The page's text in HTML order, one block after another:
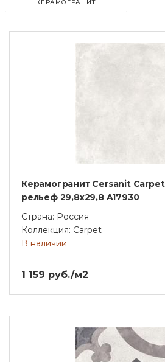
КЕРАМОГРАНИТ
Керамогранит Cersanit
рельеф 29,8x29,8 A17930
Страна: Россия
Коллекция: Carpet
В наличии
1 159 руб./м2